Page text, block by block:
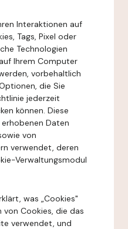
Interaktionen auf
Tags, Pixel oder
Technologien
Ihrem Computer
vorbehaltlich
die Sie
jederzeit
können. Diese
Daten
von
verwendet, deren
Verwaltungsmodul
was „Cookies"
Cookies, die das
verwendet, und